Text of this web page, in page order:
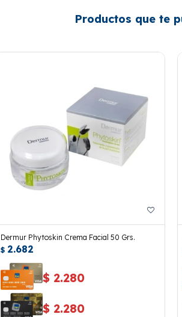
Productos que te
Dermur Phytoskin Crema Facial 50 Grs.
$ 2.682
$ 2.280
$ 2.280